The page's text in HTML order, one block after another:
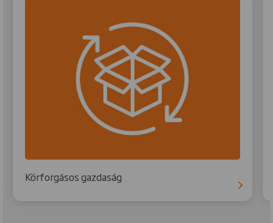
Körforgásos gazdaság